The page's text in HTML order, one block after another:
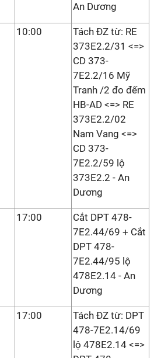
An Dương
10:00
Tách ĐZ từ: RE
373E2.2/31 <=>
CD 373-
7E2.2/16 Mỹ
Tranh /2 đo đếm
HB-AD <=> RE
373E2.2/02
Nam Vang <=>
CD 373-
7E2.2/59 lộ
373E2.2 - An
Dương
17:00
Cắt DPT 478-
7E2.44/69 + Cắt
DPT 478-
7E2.44/95 lộ
478E2.14 - An
Dương
17:00
Tách ĐZ từ: DPT
478-7E2.14/69
lộ 478E2.14 <=>